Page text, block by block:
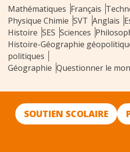
Mathématiques Français
Physique Chimie SVT Anglais
Histoire SES Sciences
Histoire-Géographie
politiques
Géographie Questionner le
SOUTIEN SCOLAIRE